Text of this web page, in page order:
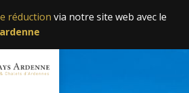
réduction via notre site web avec le